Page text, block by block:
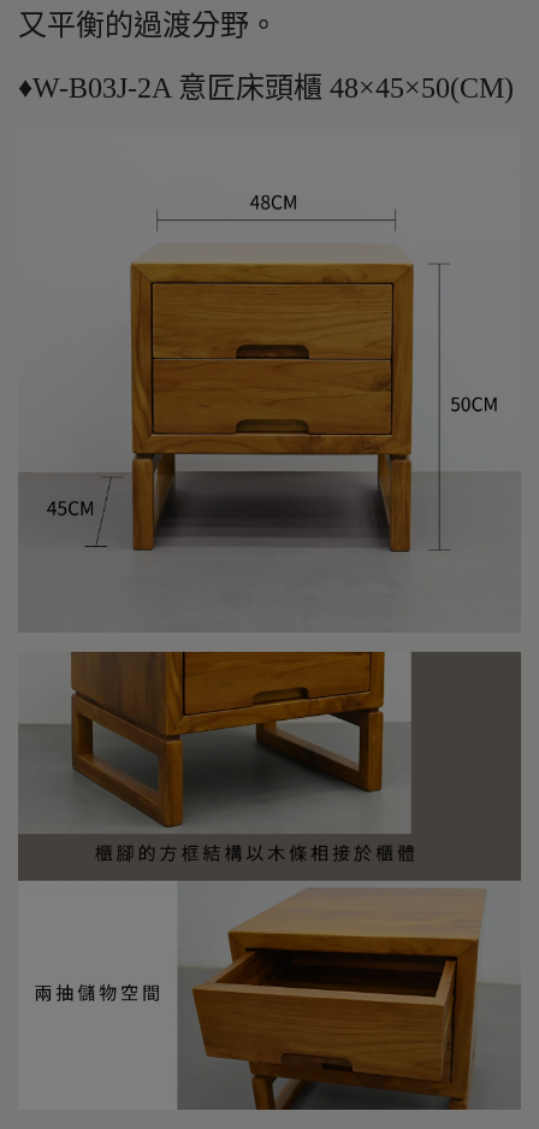
又平衡的過渡分野。
♦W-B03J-2A 意匠床頭櫃 48×45×50(CM)